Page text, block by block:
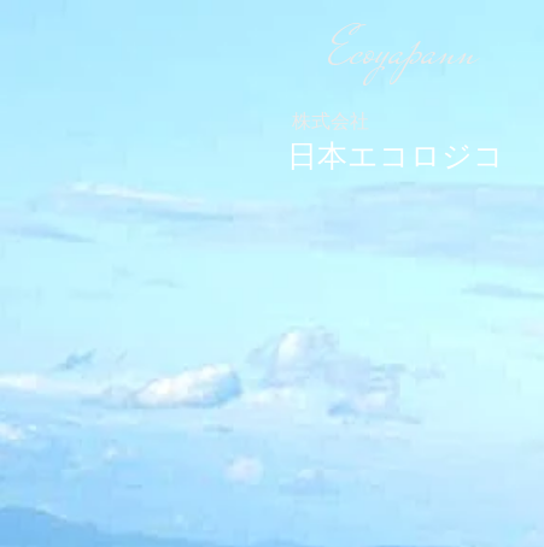
Ecoyapann
株式会社
日本エコロジコ